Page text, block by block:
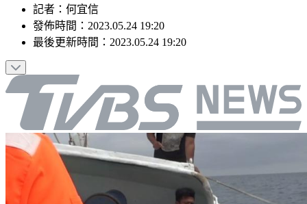
記者 ： 何宜信
發佈時間： 2023.05.24 19:20
最後更新時間： 2023.05.24 19:20